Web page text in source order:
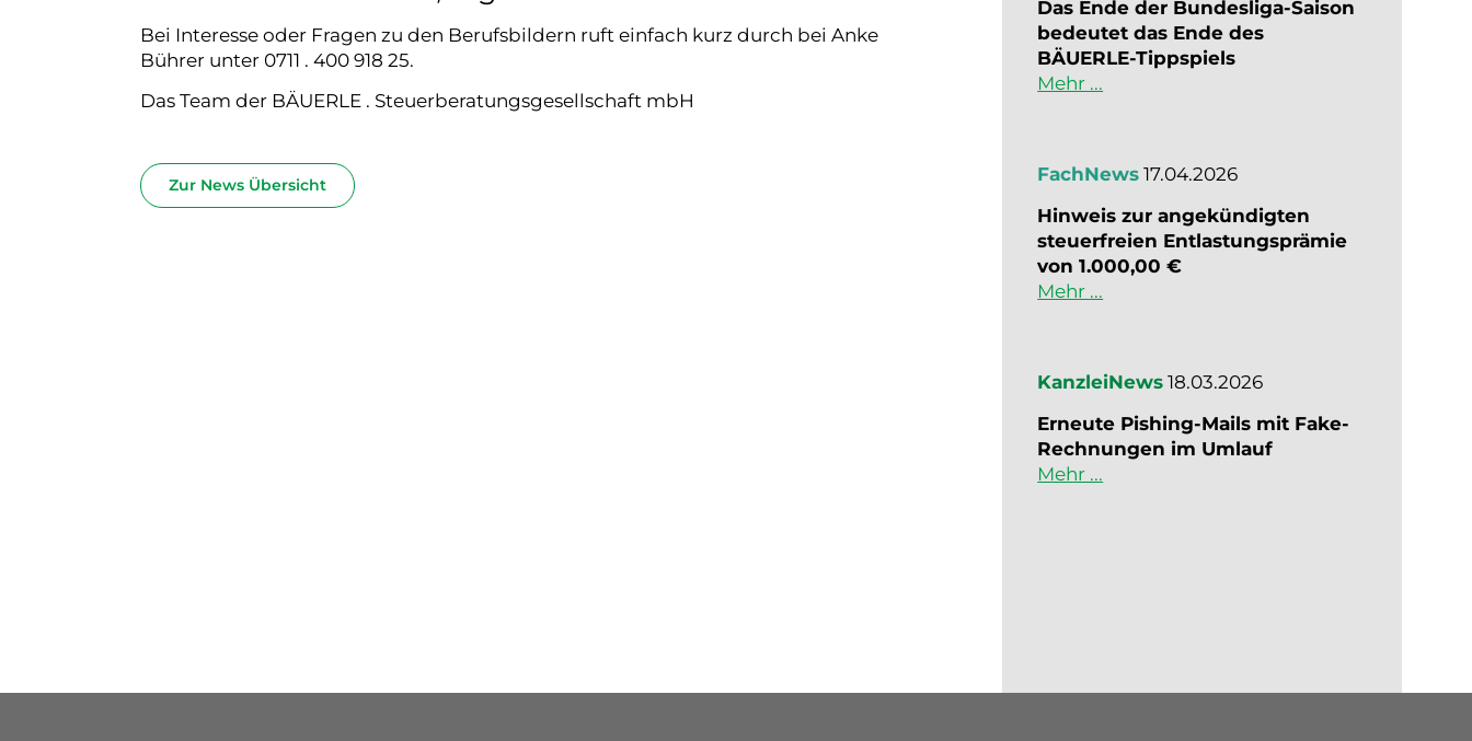
Bei Interesse oder Fragen zu den Berufsbildern ruft einfach kurz durch bei Anke
Bührer unter 0711 . 400 918 25.
Das Team der BÄUERLE . Steuerberatungsgesellschaft mbH
Zur News Übersicht
Das Ende der Bundesliga-Saison
bedeutet das Ende des
BÄUERLE-Tippspiels
Mehr ...
FachNews 17.04.2026
Hinweis zur angekündigten
steuerfreien Entlastungsprämie
von 1.000,00 €
Mehr ...
KanzleiNews 18.03.2026
Erneute Pishing-Mails mit Fake-
Rechnungen im Umlauf
Mehr ...